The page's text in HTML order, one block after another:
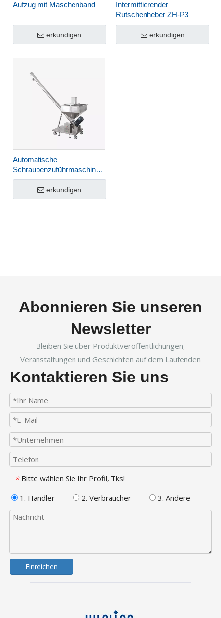
Aufzug mit Maschenband
erkundigen
Intermittierender
Rutschenheber ZH-P3
erkundigen
Automatische
Schraubenzuführmaschine
ZS-P3
erkundigen
Abonnieren Sie unseren
Newsletter
Bleiben Sie über Produktveröffentlichungen,
Veranstaltungen und Geschichten auf dem Laufenden
Kontaktieren Sie uns
* Bitte wählen Sie Ihr Profil, Tks!
1. Händler
2. Verbraucher 3. Andere
Einreichen